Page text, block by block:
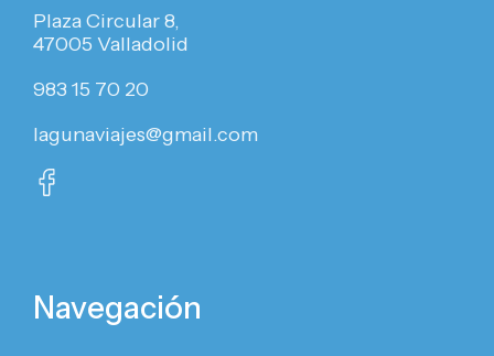
Plaza Circular 8,
47005 Valladolid
983 15 70 20
lagunaviajes@gmail.com
Navegación